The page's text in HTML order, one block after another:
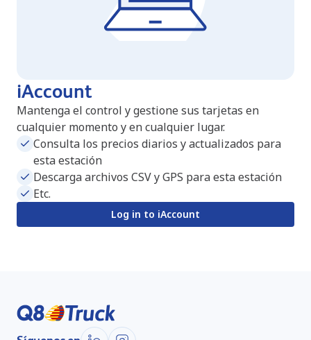
iAccount
Mantenga el control y gestione sus tarjetas en
cualquier momento y en cualquier lugar.
Consulta los precios diarios y actualizados para
esta estación
Descarga archivos CSV y GPS para esta estación
Etc.
Log in to iAccount